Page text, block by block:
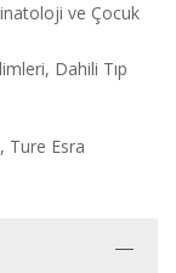
ve Çocuk
Dahili Tıp
Ture Esra